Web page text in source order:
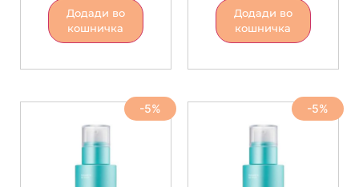
Додади во
кошничка
Додади во
кошничка
-5% -5%